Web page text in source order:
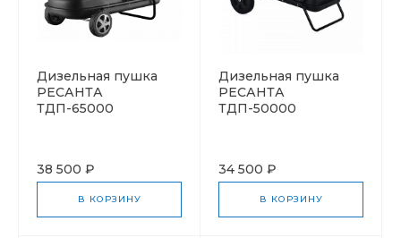
Дизельная пушка
РЕСАНТА
ТДП-65000
38 500 ₽
В КОРЗИНУ
Дизельная пушка
РЕСАНТА
ТДП-50000
34 500 ₽
В КОРЗИНУ